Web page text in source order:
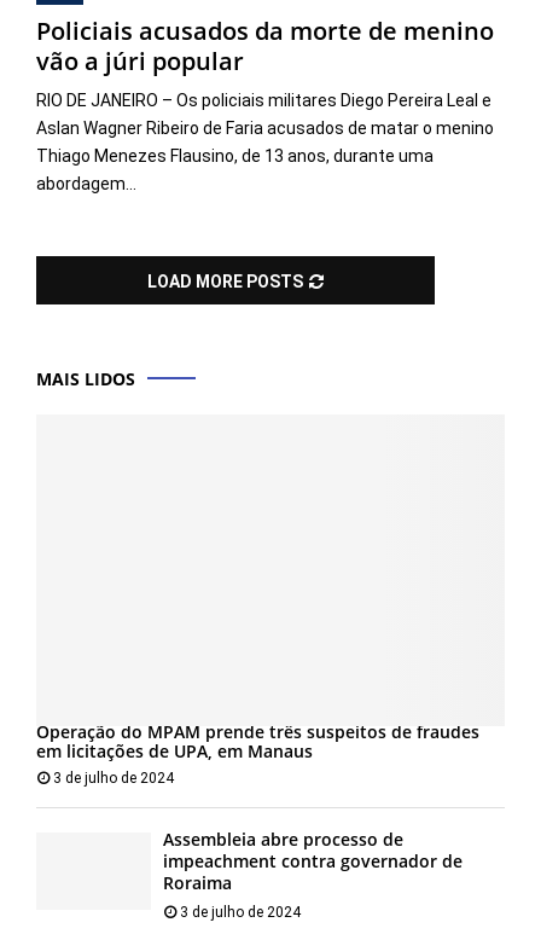
Policiais acusados da morte de menino
vão a júri popular
RIO DE JANEIRO – Os policiais militares Diego Pereira Leal e
Aslan Wagner Ribeiro de Faria acusados de matar o menino
Thiago Menezes Flausino, de 13 anos, durante uma
abordagem...
LOAD MORE POSTS
MAIS LIDOS
Operação do MPAM prende três suspeitos de fraudes
em licitações de UPA, em Manaus
3 de julho de 2024
Assembleia abre processo de
impeachment contra governador de
Roraima
3 de julho de 2024